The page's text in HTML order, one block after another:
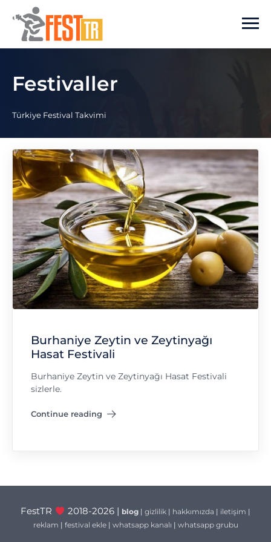
Ana içeriğe atla
Festivaller
Türkiye Festival Takvimi
Burhaniye Zeytin ve Zeytinyağı
Hasat Festivali
Burhaniye Zeytin ve Zeytinyağı Hasat Festivali
sizlerle.
Continue reading
"Burhaniye Zeytin ve Zeytinyağı Hasat Festivali"
FestTR 2018-2026 | blog| gizlilik| hakkımızda | iletişim |
reklam | festival ekle| whatsapp kanalı | whatsapp grubu